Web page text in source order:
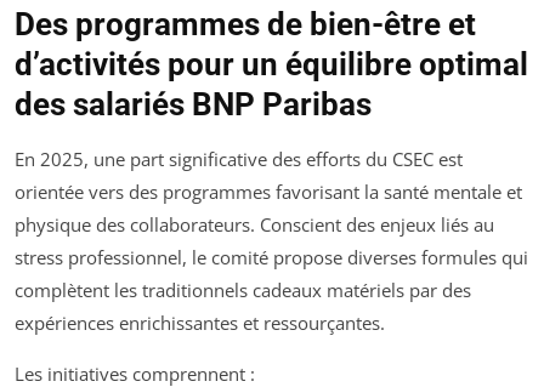
Des programmes de bien-être et
d’activités pour un équilibre optimal
des salariés BNP Paribas
En 2025, une part significative des efforts du CSEC est
orientée vers des programmes favorisant la santé mentale et
physique des collaborateurs. Conscient des enjeux liés au
stress professionnel, le comité propose diverses formules qui
complètent les traditionnels cadeaux matériels par des
expériences enrichissantes et ressourçantes.
Les initiatives comprennent :